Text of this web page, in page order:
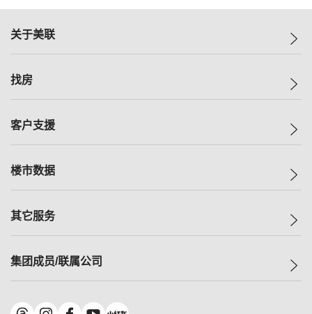
关于美联
美联集团
人才招募
找房
一手新房
减价
美联豪宅
独家楼盘
租房
客户支援
自助放盘
查询热线
按揭计算机
负担能力计算机
转按计算机
楼市数据
指数
历史成交
小区成交排行榜
其它服务
小区专页
集团成员/联属公司
美联物业